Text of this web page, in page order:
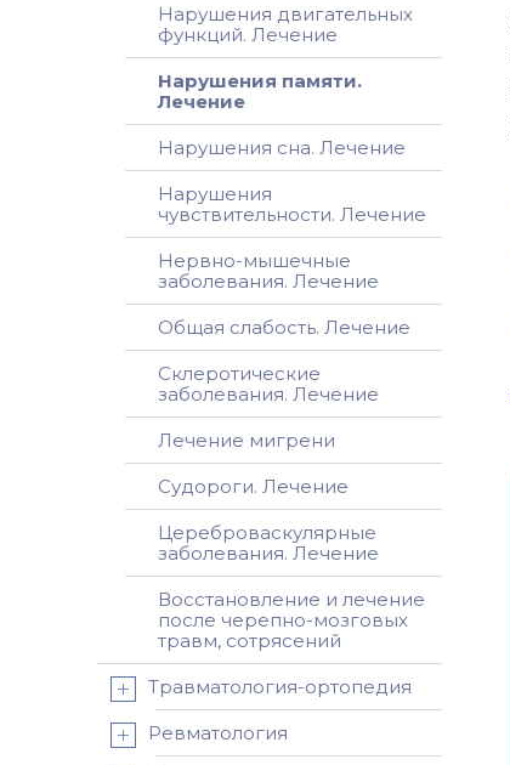
Нарушения двигательных
функций. Лечение
Нарушения памяти.
Лечение
Нарушения сна. Лечение
Нарушения
чувствительности. Лечение
Нервно-мышечные
заболевания. Лечение
Общая слабость. Лечение
Склеротические
заболевания. Лечение
Лечение мигрени
Судороги. Лечение
Цереброваскулярные
заболевания. Лечение
Восстановление и лечение
после черепно-мозговых
травм, сотрясений
Травматология-ортопедия
Ревматология